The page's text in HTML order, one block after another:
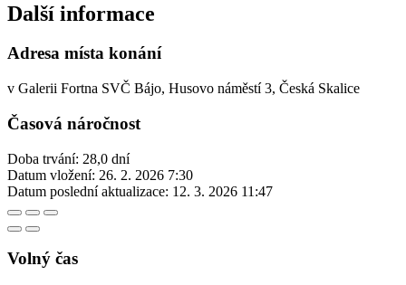
Další informace
Adresa místa konání
v Galerii Fortna SVČ Bájo, Husovo náměstí 3, Česká Skalice
Časová náročnost
Doba trvání: 28,0 dní
Datum vložení: 26. 2. 2026 7:30
Datum poslední aktualizace: 12. 3. 2026 11:47
Volný čas